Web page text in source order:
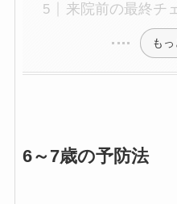
来院前の最終チ
も
6～7歳の予防法